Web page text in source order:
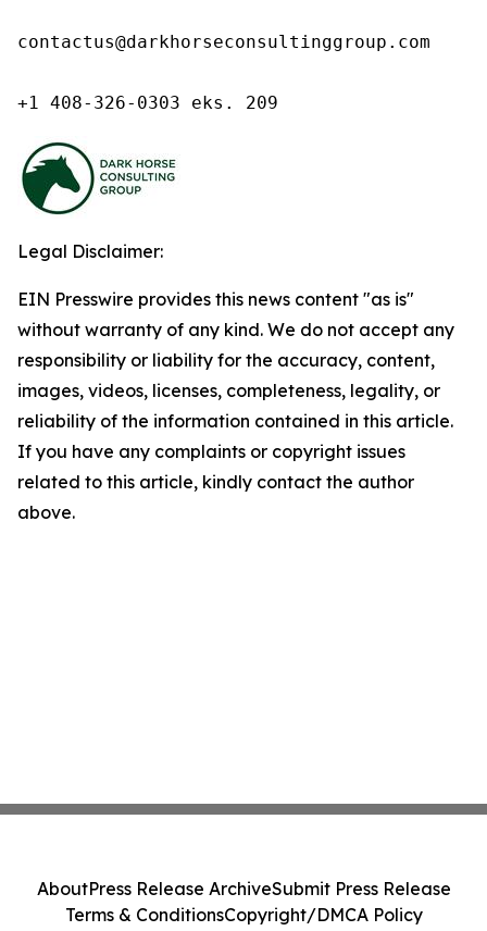
contactus@darkhorseconsultinggroup.com
+1 408-326-0303 eks. 209
Legal Disclaimer:
EIN Presswire provides this news content "as is"
without warranty of any kind. We do not accept any
responsibility or liability for the accuracy, content,
images, videos, licenses, completeness, legality, or
reliability of the information contained in this article.
If you have any complaints or copyright issues
related to this article, kindly contact the author
above.
AboutPress Release ArchiveSubmit Press Release
Terms & ConditionsCopyright/DMCA Policy